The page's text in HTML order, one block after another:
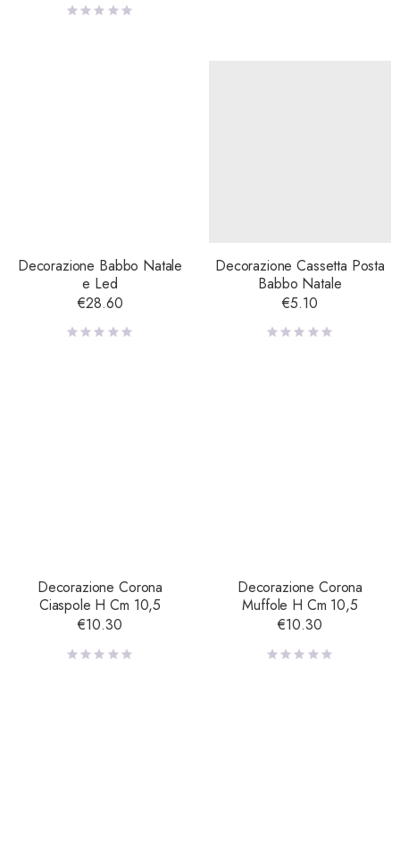
Decorazione Babbo Natale
e Led
€28.60
Decorazione Cassetta Posta
Babbo Natale
€5.10
Decorazione Corona
Ciaspole H Cm 10,5
€10.30
Decorazione Corona
Muffole H Cm 10,5
€10.30